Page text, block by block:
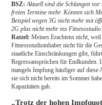
BSZ: Aktuell sind die Schlangen
freien Termine mehr. Können sich
Beispiel wegen 3G nicht mehr mit
2G plus nicht mehr ins Fitnessstudio
Ratzel: Meines Erachtens nicht,
Fitnessstudioinhaber nicht für die
staatliche Einschränkungen gibt,
Regressansprüchen für Endkunden.
mangels Impfung häufiger auf diese
sie sich nicht bereits im Sommer
Kapazitäten gab.
„Trotz der hohen